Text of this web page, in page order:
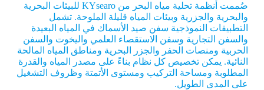
صُممت أنظمة تحلية مياه البحر من KYsearo للبيئات البحرية
والبحرية والجزرية وبيئات المياه قليلة الملوحة. تشمل
التطبيقات النموذجية سفن صيد الأسماك في المياه البعيدة
والسفن التجارية وسفن الاستقصاء العلمي واليخوت والسفن
الحربية ومنصات الحفر والجزر البحرية ومناطق المياه المالحة
النائية. يمكن تخصيص كل نظام بناءً على مصدر المياه والقدرة
المطلوبة ومساحة التركيب ومستوى الأتمتة وظروف التشغيل
على المدى الطويل.